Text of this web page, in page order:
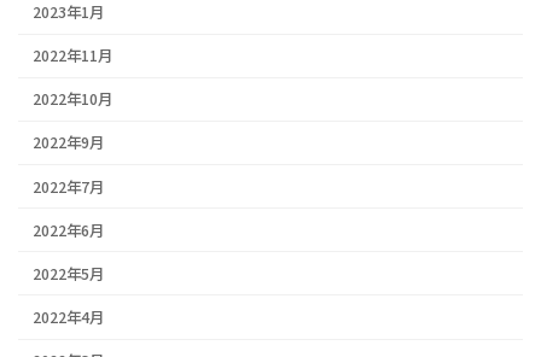
2023年1月
2022年11月
2022年10月
2022年9月
2022年7月
2022年6月
2022年5月
2022年4月